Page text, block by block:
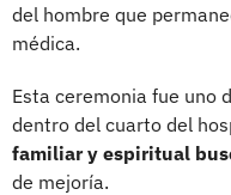
del hombre que
médica.
Esta ceremonia fue uno
dentro del cuarto del
familiar y espiritual
de mejoría.